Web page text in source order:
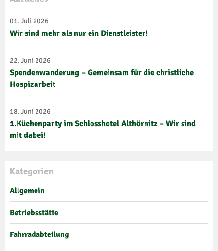
01. Juli 2026
Wir sind mehr als nur ein Dienstleister!
22. Juni 2026
Spendenwanderung – Gemeinsam für die christliche
Hospizarbeit
18. Juni 2026
1.Küchenparty im Schlosshotel Althörnitz – Wir sind
mit dabei!
Kategorien
Allgemein
Betriebsstätte
Fahrradabteilung